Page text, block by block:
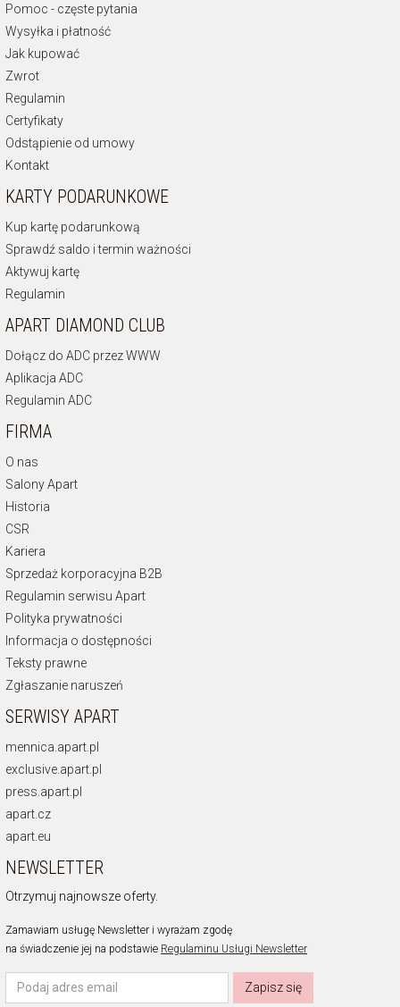
Pomoc - częste pytania
Wysyłka i płatność
Jak kupować
Zwrot
Regulamin
Certyfikaty
Odstąpienie od umowy
Kontakt
KARTY PODARUNKOWE
Kup kartę podarunkową
Sprawdź saldo i termin ważności
Aktywuj kartę
Regulamin
APART DIAMOND CLUB
Dołącz do ADC przez WWW
Aplikacja ADC
Regulamin ADC
FIRMA
O nas
Salony Apart
Historia
CSR
Kariera
Sprzedaż korporacyjna B2B
Regulamin serwisu Apart
Polityka prywatności
Informacja o dostępności
Teksty prawne
Zgłaszanie naruszeń
SERWISY APART
mennica.apart.pl
exclusive.apart.pl
press.apart.pl
apart.cz
apart.eu
NEWSLETTER
Otrzymuj najnowsze oferty.
Zamawiam usługę Newsletter i wyrażam zgodę
na świadczenie jej na podstawie Regulaminu Usługi Newsletter
Zapisz się